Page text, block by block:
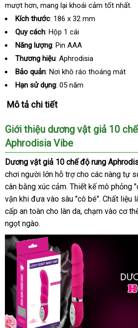
rẻ
mượt hơnđẹp
, mang lại khoái cảm tốt nhất.
Kích thước: 186 x 32 mm
Quy cách: Hộp 1 cái
Năng lượng: Pin AAA
Thương hiệu: Aphrodisia
Bảo quản: Nơi khô ráo thoáng mát
Hạn sử dụng: 05 năm
Mô tả chi tiết
Giới thiệu dương vật giả 10
Aphrodisia Vibe
Dương vật giả 10 chế độ rung
chơi người lớn hỗ trợ cho đắt
nhất
các nàng tự
cân bằng xúc cảmlấy
hàng
. Thiết kế mô phỏng
vặn khi đưa vào sâu "cô bé"chính
hãng
. Chất liệu
cấp an toàn cho làn danhập
, chạm vào cơ
ngọt ngào.